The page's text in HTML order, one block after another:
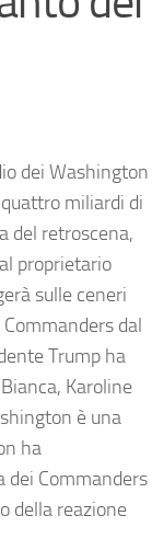
dei Washington
miliardi di
del retroscena,
proprietario
sulle ceneri
dal
Trump ha
Karoline
è una
ha
dei Commanders
della reazione